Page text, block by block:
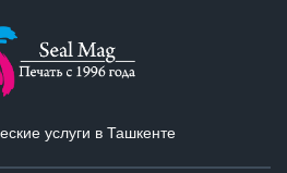
услуги в Ташкенте